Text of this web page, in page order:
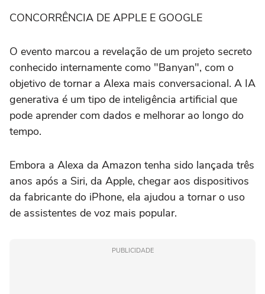
CONCORRÊNCIA DE APPLE E GOOGLE
O evento marcou a revelação de um projeto secreto
conhecido internamente como "Banyan", com o
objetivo de tornar a Alexa mais conversacional. A IA
generativa é um tipo de inteligência artificial que
pode aprender com dados e melhorar ao longo do
tempo.
Embora a Alexa da Amazon tenha sido lançada três
anos após a Siri, da Apple, chegar aos dispositivos
da fabricante do iPhone, ela ajudou a tornar o uso
de assistentes de voz mais popular.
PUBLICIDADE